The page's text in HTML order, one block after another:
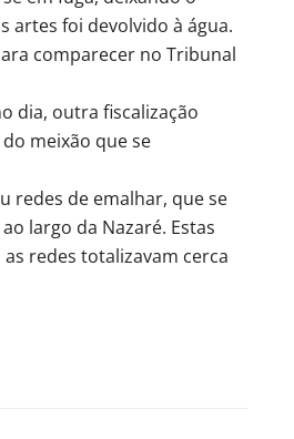
artes foi devolvido à água.
comparecer no Tribunal
dia, outra fiscalização
meixão que se
redes de emalhar, que se
largo da Nazaré. Estas
redes totalizavam cerca